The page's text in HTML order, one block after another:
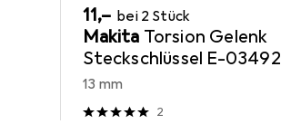
EUR
11,– bei 2 Stück
Makita Torsion Gelenk
Steckschlüssel E-03492
13 mm
2